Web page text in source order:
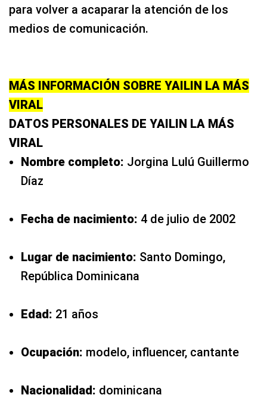
para volver a acaparar la atención de los
medios de comunicación.
MÁS INFORMACIÓN SOBRE YAILIN LA MÁS
VIRAL
DATOS PERSONALES DE YAILIN LA MÁS
VIRAL
Nombre completo: Jorgina Lulú Guillermo
Díaz
Fecha de nacimiento: 4 de julio de 2002
Lugar de nacimiento: Santo Domingo,
República Dominicana
Edad: 21 años
Ocupación: modelo, influencer, cantante
Nacionalidad: dominicana